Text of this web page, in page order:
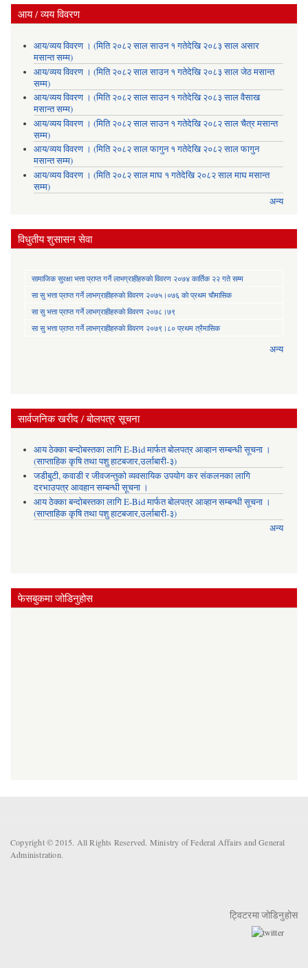
आय / व्यय विवरण
आय/व्यय विवरण । (मिति २०८२ साल साउन १ गतेदेखि २०८३ साल असार
मसान्त सम्म)
आय/व्यय विवरण । (मिति २०८२ साल साउन १ गतेदेखि २०८३ साल जेठ मसान्त
सम्म)
आय/व्यय विवरण । (मिति २०८२ साल साउन १ गतेदेखि २०८३ साल वैसाख
मसान्त सम्म)
आय/व्यय विवरण । (मिति २०८२ साल साउन १ गतेदेखि २०८२ साल चैत्र मसान्त
सम्म)
आय/व्यय विवरण । (मिति २०८२ साल फागुन १ गतेदेखि २०८२ साल फागुन
मसान्त सम्म)
आय/व्यय विवरण । (मिति २०८२ साल माघ १ गतेदेखि २०८२ साल माघ मसान्त
सम्म)
अन्य
विधुतीय शुसासन सेवा
सामाजिक सुरक्षा भत्ता प्राप्त गर्ने लाभग्राहीहरुकाे विवरण २०७४ कार्तिक २२ गते सम्म
सा‍ सु भत्ता प्राप्त गर्ने लाभग्राहीहरुकाे विवरण २०७५।०७६ काे प्रथम चाैमासिक
सा‍ सु भत्ता प्राप्त गर्ने लाभग्राहीहरुकाे विवरण २०७८।७९
सा‍ सु भत्ता प्राप्त गर्ने लाभग्राहीहरुकाे विवरण २०७९।८० प्रथम त्रैमासिक
अन्य
सार्वजनिक खरीद / बोलपत्र सूचना
आय ठेक्का बन्दोबस्तका लागि E-Bid मार्फत बोलपत्र आव्हान सम्बन्धी सूचना ।
(साप्ताहिक कृषि तथा पशु हाटबजार,उर्लाबारी-३)
जडीबुटी, कवाडी र जीवजन्तुको व्यवसायिक उपयोग कर संकलनका लागि
दरभाउपत्र आवहान सम्बन्धी सूचना ।
आय ठेक्का बन्दोबस्तका लागि E-Bid मार्फत बोलपत्र आव्हान सम्बन्धी सूचना ।
(साप्ताहिक कृषि तथा पशु हाटबजार,उर्लाबारी-३)
अन्य
फेसबुकमा जोडिनुहोस
Copyright © 2015. All Rights Reserved. Ministry of Federal Affairs and General
Administration.
ट्विटरमा जोडिनुहोस